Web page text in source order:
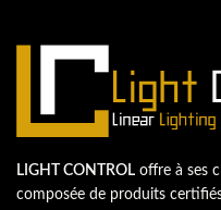
LIGHT CONTROL offre à ses
composée de produits